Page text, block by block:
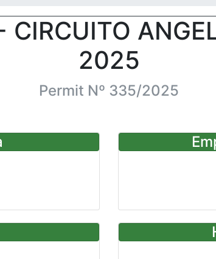
CIRCUITO
2025
Permit Nº 335/2025